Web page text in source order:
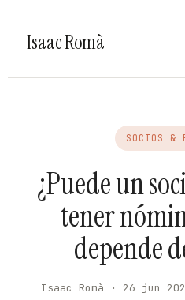
Isaac Romà
SOCIOS &
¿Puede un
tener
depende
Isaac Romà · 26 jun